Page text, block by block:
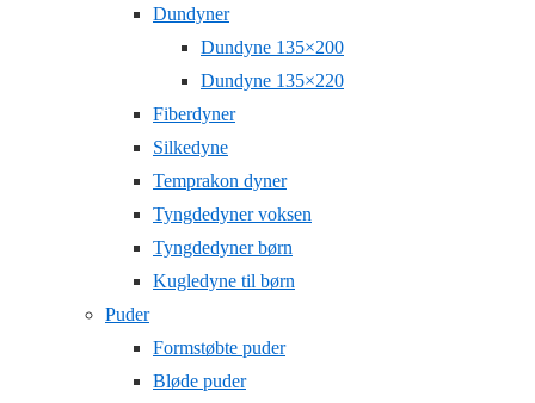
Dundyner
Dundyne 135×200
Dundyne 135×220
Fiberdyner
Silkedyne
Temprakon dyner
Tyngdedyner voksen
Tyngdedyner børn
Kugledyne til børn
Puder
Formstøbte puder
Bløde puder